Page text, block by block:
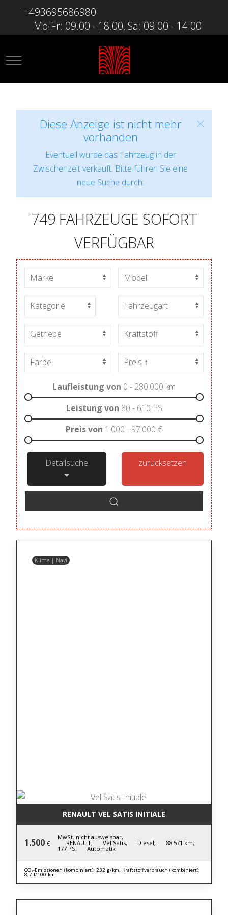
+493695686980
Mo-Fr: 09.00 - 18.00, Sa: 09:00 - 14:00
Mobile Menu Toggle
Diese Anzeige ist nicht mehr
vorhanden
Eventuell wurde das Fahrzeug in der
Zwischenzeit verkauft. Bitte führen Sie eine
neue Suche durch:
749 FAHRZEUGE SOFORT
VERFÜGBAR
Laufleistung von 0 - 280.000 km
Leistung von 80 - 610 PS
Preis von 1.000 - 97.000 €
Detailsuche zurücksetzen
Klima | Navi
RENAULT VEL SATIS INITIALE
1.500 €
MwSt. nicht ausweisbar,
RENAULT, Vel Satis, Diesel, 88.571 km,
177 PS, Automatik
CO₂-Emissionen (kombiniert): 232 g/km, Kraftstoffverbrauch (kombiniert):
8,7 l/100 km